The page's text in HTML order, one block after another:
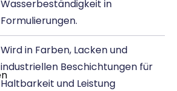
Wasserbeständigkeit in
Formulierungen.
Wird in Farben, Lacken und
industriellen Beschichtungen für
Haltbarkeit und Leistung